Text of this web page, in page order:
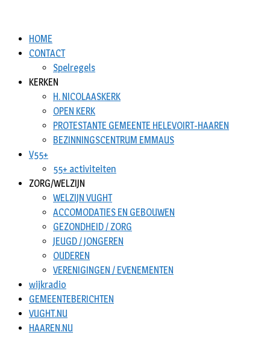
HOME
CONTACT
Spelregels
KERKEN
H. NICOLAASKERK
OPEN KERK
PROTESTANTE GEMEENTE HELEVOIRT-HAAREN
BEZINNINGSCENTRUM EMMAUS
V55+
55+ activiteiten
ZORG/WELZIJN
WELZIJN VUGHT
ACCOMODATIES EN GEBOUWEN
GEZONDHEID / ZORG
JEUGD / JONGEREN
OUDEREN
VERENIGINGEN / EVENEMENTEN
wijkradio
GEMEENTEBERICHTEN
VUGHT.NU
HAAREN.NU